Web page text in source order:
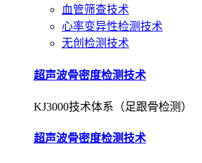
血管筛查技术
心率变异性检测技术
无创检测技术
超声波骨密度检测技术
KJ3000技术体系（足跟骨检测）
超声波骨密度检测技术